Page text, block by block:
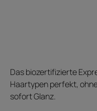
Das biozertifizierte
Haartypen perfekt,
sofort Glanz.